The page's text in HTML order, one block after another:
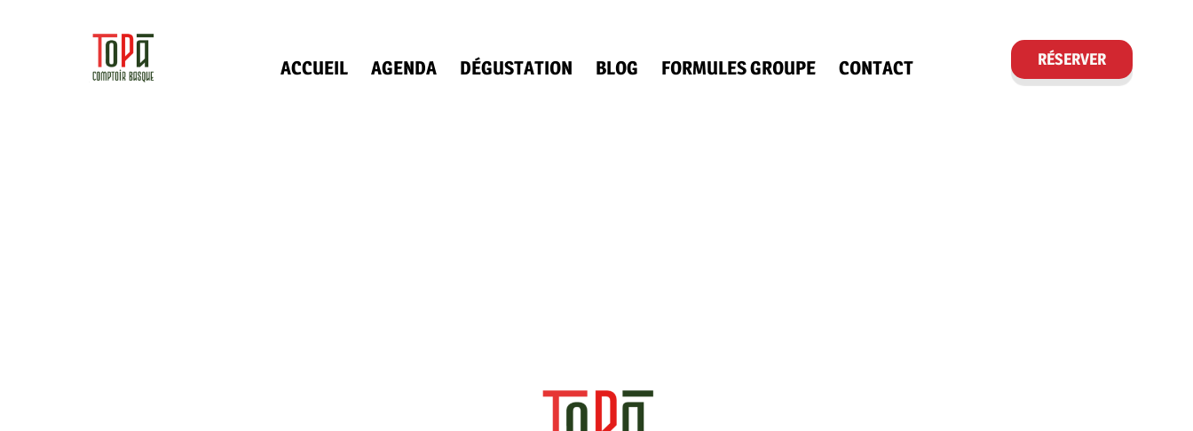
ACCUEIL AGENDA DÉGUSTATION BLOG FORMULES GROUPE CONTACT RÉSERVER